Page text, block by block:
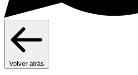
Volver atrás